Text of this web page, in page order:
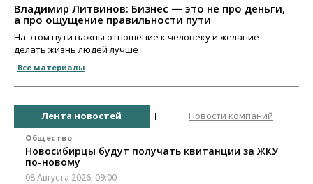
Владимир Литвинов: Бизнес — это не про деньги,
а про ощущение правильности пути
На этом пути важны отношение к человеку и желание
делать жизнь людей лучше
Все материалы
Лента новостей Новости компаний
Общество
Новосибирцы будут получать квитанции за ЖКУ
по-новому
08 Августа 2026, 09:00